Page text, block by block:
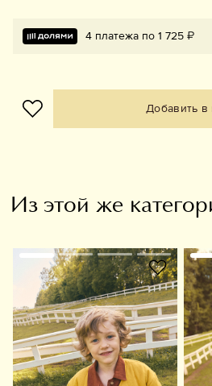
4 платежа по 1 725 ₽
Добавить в
Из этой же